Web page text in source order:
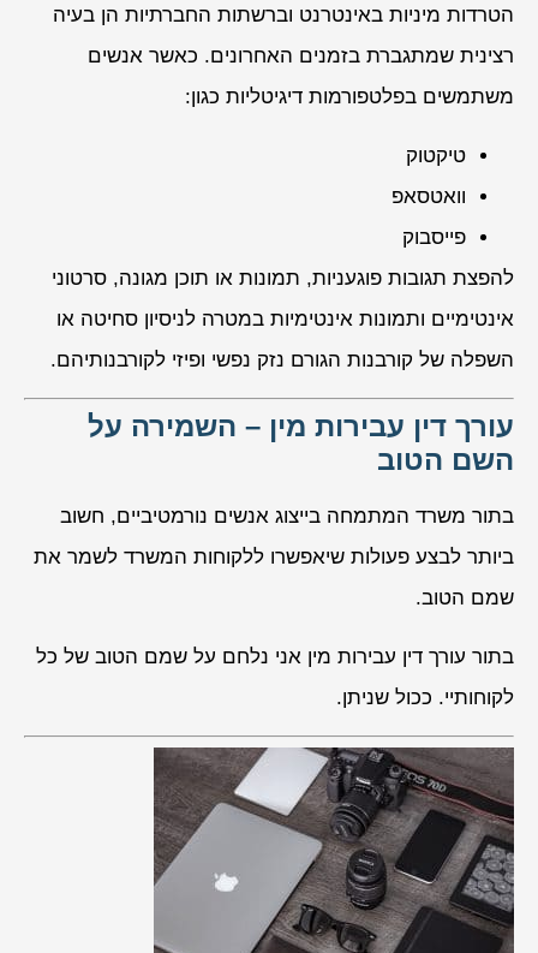
הטרדות מיניות באינטרנט וברשתות החברתיות הן בעיה
רצינית שמתגברת בזמנים האחרונים. כאשר אנשים
משתמשים בפלטפורמות דיגיטליות כגון:
טיקטוק
וואטסאפ
פייסבוק
להפצת תגובות פוגעניות, תמונות או תוכן מגונה, סרטוני
אינטימיים ותמונות אינטימיות במטרה לניסיון סחיטה או
השפלה של קורבנות הגורם נזק נפשי ופיזי לקורבנותיהם.
עורך דין עבירות מין – השמירה על
השם הטוב
בתור משרד המתמחה בייצוג אנשים נורמטיביים, חשוב
ביותר לבצע פעולות שיאפשרו ללקוחות המשרד לשמר את
שמם הטוב.
בתור עורך דין עבירות מין אני נלחם על שמם הטוב של כל
לקוחותיי. ככול שניתן.